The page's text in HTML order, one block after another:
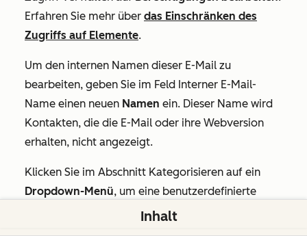
Erfahren Sie mehr über das Einschränken des
Zugriffs auf Elemente.
Um den internen Namen dieser E-Mail zu
bearbeiten, geben Sie im Feld Interner E-Mail-
Name einen neuen Namen ein. Dieser Name wird
Kontakten, die die E-Mail oder ihre Webversion
erhalten, nicht angezeigt.
Klicken Sie im Abschnitt Kategorisieren auf ein
Dropdown-Menü, um eine benutzerdefinierte
Eigenschaft festzulegen, oder klicken Sie auf
Inhalt